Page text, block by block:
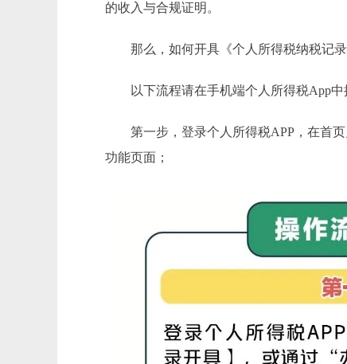
的收入与合规证明。
那么，如何开具《个人所得税纳税记录
以下流程请在手机端个人所得税App中
第一步，登录个人所得税APP，在首页
功能页面；